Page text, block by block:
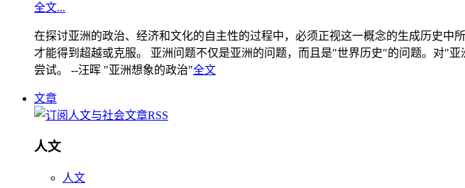
全文...
在探讨亚洲的政治、经济和文化的自主性的过程中，必须正视这一概念的生成历史
才能得到超越或克服。 亚洲问题不仅是亚洲的问题，而且是"世界历史"的问题。对"
尝试。 --汪晖 "亚洲想象的政治"全文
文章
人文
人文